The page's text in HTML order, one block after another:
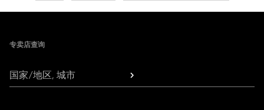
专卖店查询
国家/地区, 城市